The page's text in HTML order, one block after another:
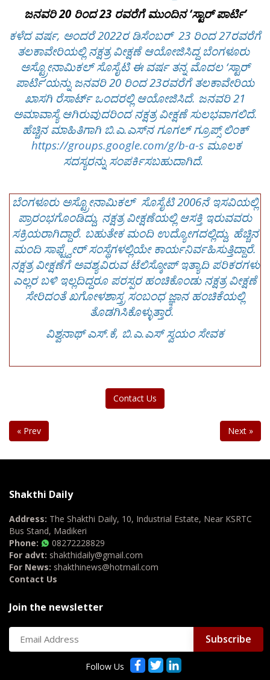
ಜನವರಿ 20 ರಿಂದ 23 ರವರೆಗೆ ಮುಂದಿನ ‘ಸ್ಟಾರ್ ಪಾರ್ಟಿ’
ಕಳೆದ ವರ್ಷ, ಅಂದರೆ 2022ರ ಡಿಸೆಂಬರ್ 23 ರಿಂದ 27ರವರೆಗೆ
ತಲಕಾವೇರಿಯಲ್ಲಿ ನಕ್ಷತ್ರ ವೀಕ್ಷಣೆ ಆಯೋಜಿಸಿದ್ದ ಬೆಂಗಳೂರು
ಅಸ್ಟ್ರೋನಾಮಿಕಲ್ ಸೊಸೈಟಿ ಈ ವರ್ಷ ತನ್ನ ಮೊದಲ ‘ಸ್ಟಾರ್
ಪಾರ್ಟಿ’ಯನ್ನು ಜನವರಿ 20 ರಿಂದ 23ರವರೆಗೆ ತಲಕಾವೇರಿಯ
ಖಾಸಗಿ ರೆಸಾರ್ಟ್ ಒಂದರಲ್ಲಿ ಆಯೋಜಿಸಿದೆ. ಜನವರಿ 21
ಅಮಾವಾಸ್ಯೆ ಆಗಿರುವುದರಿಂದ ನಕ್ಷತ್ರ ವೀಕ್ಷಣೆ ಸುಲಭವಾಗಲಿದೆ.
ಹೆಚ್ಚಿನ ಮಾಹಿತಿಗಾಗಿ ಬಿ.ಎ.ಎಸ್‌ನ ಗೂಗಲ್ ಗ್ರೂಪ್ಸ್ ಲಿಂಕ್
https://groups.google.com/g/b-a-s ಮೂಲಕ
ಸದಸ್ಯರನ್ನು ಸಂಪರ್ಕಿಸಬಹುದಾಗಿದೆ.
ಬೆಂಗಳೂರು ಅಸ್ಟ್ರೋನಾಮಿಕಲ್ ಸೊಸೈಟಿ 2006ನೆ ಇಸವಿಯಲ್ಲಿ
ಪ್ರಾರಂಭಗೊಂಡಿದ್ದು, ನಕ್ಷತ್ರ ವೀಕ್ಷಣೆಯಲ್ಲಿ ಆಸಕ್ತಿ ಇರುವವರು
ಸಕ್ರಿಯರಾಗಿದ್ದಾರೆ. ಬಹುತೇಕ ಮಂದಿ ಉದ್ಯೋಗದಲ್ಲಿದ್ದು, ಹೆಚ್ಚಿನ
ಮಂದಿ ಸಾಫ್ಟ್ವೇರ್ ಸಂಸ್ಥೆಗಳಲ್ಲಿಯೇ ಕಾರ್ಯನಿರ್ವಹಿಸುತ್ತಿದ್ದಾರೆ.
ನಕ್ಷತ್ರ ವೀಕ್ಷಣೆಗೆ ಅವಶ್ಯವಿರುವ ಟೆಲಿಸ್ಕೋಪ್ ಇತ್ಯಾದಿ ಪರಿಕರಗಳು
ಎಲ್ಲರ ಬಳಿ ಇಲ್ಲದಿದ್ದರೂ ಪರಸ್ಪರ ಹಂಚಿಕೊಂಡು ನಕ್ಷತ್ರ ವೀಕ್ಷಣೆ
ಸೇರಿದಂತೆ ಖಗೋಳಶಾಸ್ತ್ರ ಸಂಬಂಧ ಜ್ಞಾನ ಹಂಚಿಕೆಯಲ್ಲಿ
ತೊಡಗಿಸಿಕೊಳ್ಳುತ್ತಾರೆ.
ವಿಶ್ವನಾಥ್ ಎಸ್.ಕೆ, ಬಿ.ಎ.ಎಸ್ ಸ್ವಯಂ ಸೇವಕ
Contact Us
« Prev Next »
Shakthi Daily
Address: The Shakthi Daily, 10, Industrial Estate, Near KSRTC
Bus Stand, Madikeri
Phone:
08272228829
For advt: shakthidaily@gmail.com
For News: shakthinews@hotmail.com
Contact Us
Join the newsletter
Follow Us